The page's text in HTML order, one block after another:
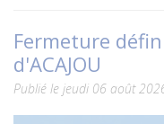
Fermeture
d'ACAJOU
Publié le jeudi 06 août